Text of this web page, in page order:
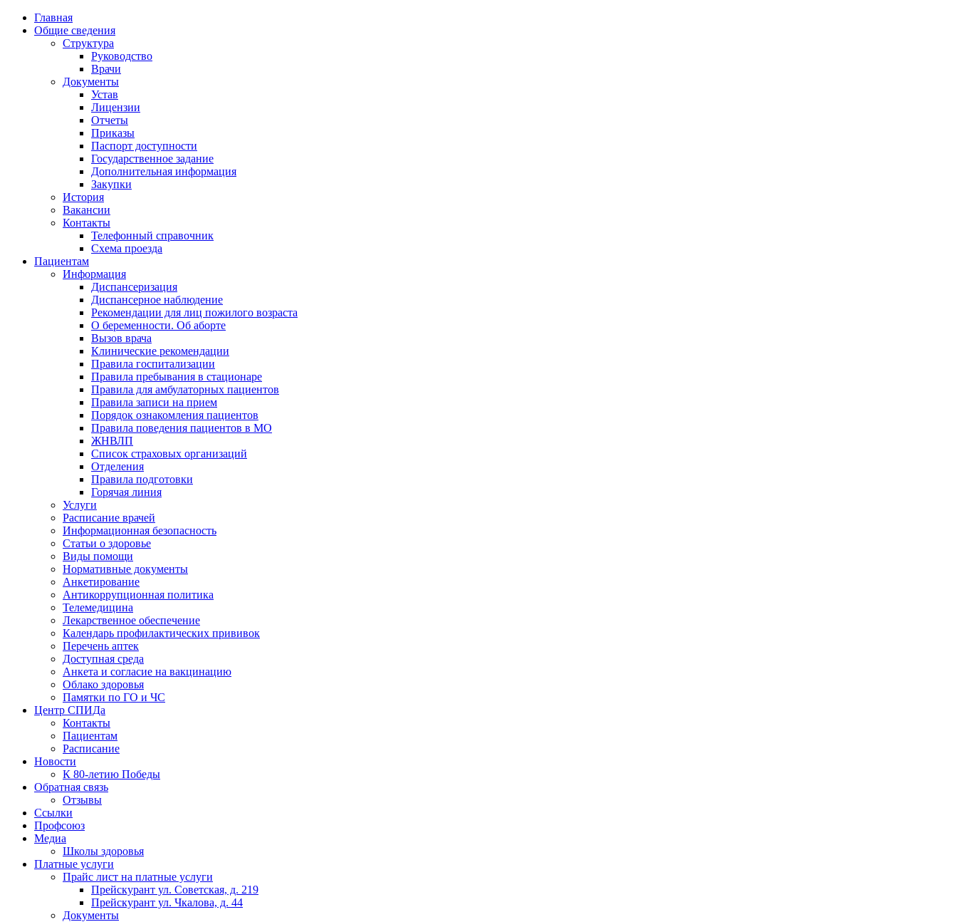
Главная
Общие сведения
Структура
Руководство
Врачи
Документы
Устав
Лицензии
Отчеты
Приказы
Паспорт доступности
Государственное задание
Дополнительная информация
Закупки
История
Вакансии
Контакты
Телефонный справочник
Схема проезда
Пациентам
Информация
Диспансеризация
Диспансерное наблюдение
Рекомендации для лиц пожилого возраста
О беременности. Об аборте
Вызов врача
Клинические рекомендации
Правила госпитализации
Правила пребывания в стационаре
Правила для амбулаторных пациентов
Правила записи на прием
Порядок ознакомления пациентов
Правила поведения пациентов в МО
ЖНВЛП
Список страховых организаций
Отделения
Правила подготовки
Горячая линия
Услуги
Расписание врачей
Информационная безопасность
Статьи о здоровье
Виды помощи
Нормативные документы
Анкетирование
Антикоррупционная политика
Телемедицина
Лекарственное обеспечение
Календарь профилактических прививок
Перечень аптек
Доступная среда
Анкета и согласие на вакцинацию
Облако здоровья
Памятки по ГО и ЧС
Центр СПИДа
Контакты
Пациентам
Расписание
Новости
К 80-летию Победы
Обратная связь
Отзывы
Ссылки
Профсоюз
Медиа
Школы здоровья
Платные услуги
Прайс лист на платные услуги
Прейскурант ул. Советская, д. 219
Прейскурант ул. Чкалова, д. 44
Документы